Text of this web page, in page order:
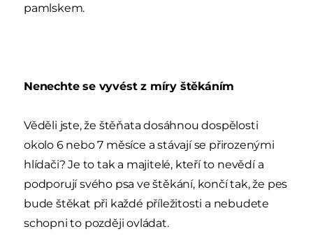
pamlskem.
Nenechte se vyvést z míry štěkáním
Věděli jste, že štěňata dosáhnou dospělosti
okolo 6 nebo 7 měsíce a stávají se přirozenými
hlídači? Je to tak a majitelé, kteří to nevědí a
podporují svého psa ve štěkání, končí tak, že pes
bude štěkat při každé příležitosti a nebudete
schopni to později ovládat.